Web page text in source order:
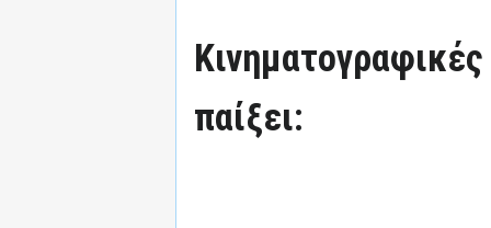
Κινηματογραφικές
παίξει: